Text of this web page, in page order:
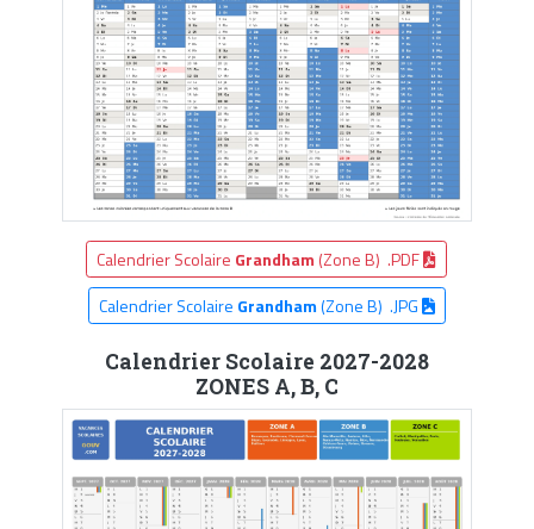
Calendrier Scolaire Grandham (Zone B) .PDF
Calendrier Scolaire Grandham(Zone B) .JPG
Calendrier Scolaire 2027-2028
ZONES A, B, C